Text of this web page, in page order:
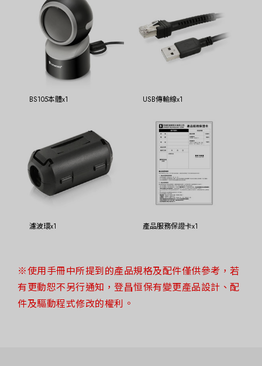
BS105本體x1 USB傳輸線x1
濾波環x1 產品服務保證卡x1
※使用手冊中所提到的產品規格及配件僅供參考，若
有更動恕不另行通知，登昌恒保有變更產品設計、配
件及驅動程式修改的權利。